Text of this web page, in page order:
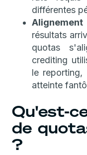
différentes
résultats
quotas
crediting
le
atteinte
Qu'est-
de
?